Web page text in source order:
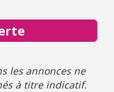
les annonces ne
à titre indicatif.